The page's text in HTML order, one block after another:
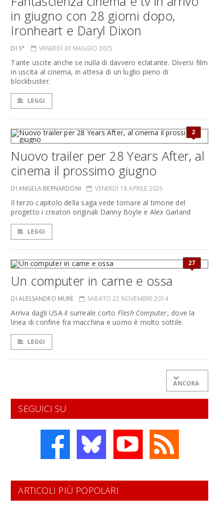
in giugno con 28 giorni dopo,
Ironheart e Daryl Dixon
DI S* VENERDÌ 30 MAGGIO 2025
Tante uscite anche se nulla di davvero eclatante. Diversi film
in uscita al cinema, in attesa di un luglio pieno di
blockbuster.
LEGGI
2
Nuovo trailer per 28 Years After, al
cinema il prossimo giugno
DI ANGELA BERNARDONI VENERDÌ 18 APRILE 2025
Il terzo capitolo della saga vede tornare al timone del
progetto i creatori originali Danny Boyle e Alex Garland
LEGGI
27
Un computer in carne e ossa
DI ALESSANDRO MURÈ SABATO 22 NOVEMBRE 2014
Arriva dagli USA il surreale corto Flesh Computer, dove la
linea di confine fra macchina e uomo è molto sottile.
LEGGI
ANCORA
SEGUICI SU
ARTICOLI PIÙ POPOLARI